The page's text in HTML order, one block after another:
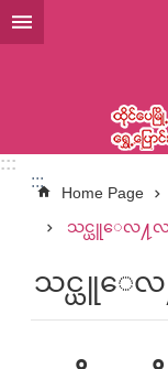
အဓိကအကြောင်းအ
:::
:::
Home Page
သင္ယူေလ႔လ
သင္ယူေလ